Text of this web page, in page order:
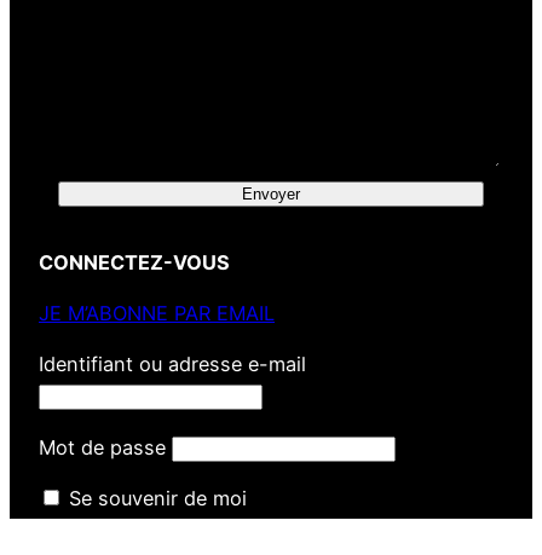
Envoyer
CONNECTEZ-VOUS
JE M’ABONNE PAR EMAIL
Identifiant ou adresse e-mail
Mot de passe
Se souvenir de moi